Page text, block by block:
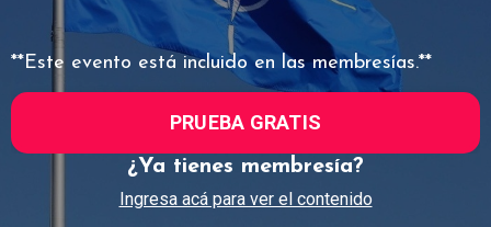
**Este evento está incluido en las membresías.**
PRUEBA GRATIS
¿Ya tienes membresía?
Ingresa acá para ver el contenido